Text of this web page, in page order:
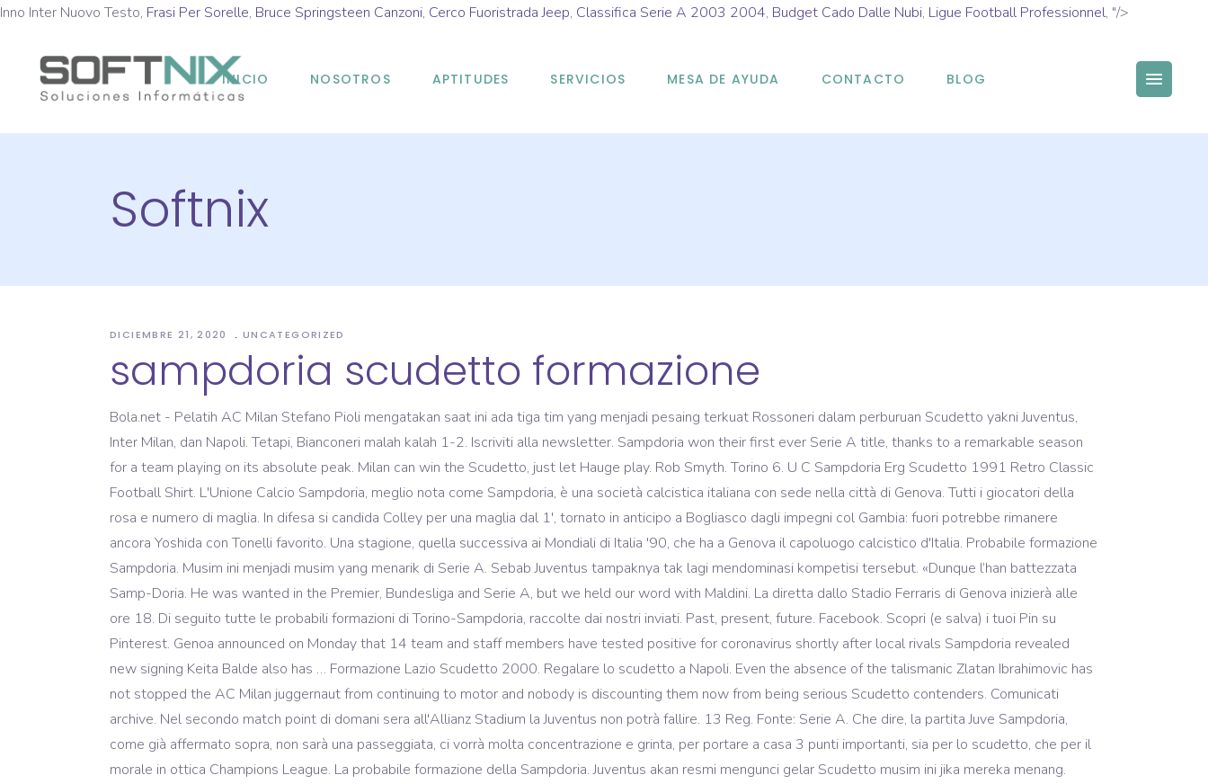
Inno Inter Nuovo Testo, Frasi Per Sorelle, Bruce Springsteen Canzoni, Cerco Fuoristrada Jeep, Classifica Serie A 2003 2004, Budget Cado Dalle Nubi, Ligue Football Professionnel, "/>
INICIO NOSOTROS APTITUDES SERVICIOS MESA DE AYUDA CONTACTO BLOG
Softnix
DICIEMBRE 21, 2020 UNCATEGORIZED
sampdoria scudetto formazione
Bola.net - Pelatih AC Milan Stefano Pioli mengatakan saat ini ada tiga tim yang menjadi pesaing terkuat Rossoneri dalam perburuan Scudetto yakni Juventus, Inter Milan, dan Napoli. Tetapi, Bianconeri malah kalah 1-2. Iscriviti alla newsletter. Sampdoria won their first ever Serie A title, thanks to a remarkable season for a team playing on its absolute peak. Milan can win the Scudetto, just let Hauge play. Rob Smyth. Torino 6. U C Sampdoria Erg Scudetto 1991 Retro Classic Football Shirt. L'Unione Calcio Sampdoria, meglio nota come Sampdoria, è una società calcistica italiana con sede nella città di Genova. Tutti i giocatori della rosa e numero di maglia. In difesa si candida Colley per una maglia dal 1', tornato in anticipo a Bogliasco dagli impegni col Gambia: fuori potrebbe rimanere ancora Yoshida con Tonelli favorito. Una stagione, quella successiva ai Mondiali di Italia '90, che ha a Genova il capoluogo calcistico d'Italia. Probabile formazione Sampdoria. Musim ini menjadi musim yang menarik di Serie A. Sebab Juventus tampaknya tak lagi mendominasi kompetisi tersebut. «Dunque l’han battezzata Samp-Doria. He was wanted in the Premier, Bundesliga and Serie A, but we held our word with Maldini. La diretta dallo Stadio Ferraris di Genova inizierà alle ore 18. Di seguito tutte le probabili formazioni di Torino-Sampdoria, raccolte dai nostri inviati. Past, present, future. Facebook. Scopri (e salva) i tuoi Pin su Pinterest. Genoa announced on Monday that 14 team and staff members have tested positive for coronavirus shortly after local rivals Sampdoria revealed new signing Keita Balde also has … Formazione Lazio Scudetto 2000. Regalare lo scudetto a Napoli. Even the absence of the talismanic Zlatan Ibrahimovic has not stopped the AC Milan juggernaut from continuing to motor and nobody is discounting them now from being serious Scudetto contenders. Comunicati archive. Nel secondo match point di domani sera all'Allianz Stadium la Juventus non potrà fallire. 13 Reg. Fonte: Serie A. Che dire, la partita Juve Sampdoria, come già affermato sopra, non sarà una passeggiata, ci vorrà molta concentrazione e grinta, per portare a casa 3 punti importanti, sia per lo scudetto, che per il morale in ottica Champions League. La probabile formazione della Sampdoria. Juventus akan resmi mengunci gelar Scudetto musim ini jika mereka menang. Fiorentina 9. Come Damsgaard. CALCIATORI 1973-74 Panini - Figurina-Sticker n. 29 - SAMPDORIA SCUDETTO -Rec | Collezionismo, Collezionismo sportivo, Album sportivi e figurine | eBay! Partita sospesa per pioggia il 9 dicembre 1990, successivamente recuperata. FOR SALE! U.C. La Sampdoria si schiererà con il solito 4-4-2, dove non dovrebbero agire (almeno inizialmente) né Keita che Adrien Silva. Fighting all the way to the end of the season, the Blucerchiati pulled of a fairytale of Italian football. Sampdoria, ecco la probabile formazione anti-Milan. https://it.wikipedia.org/w/index.php?title=Unione_Calcio_Sampdoria_1990-1991&oldid=115322060, Stagioni delle squadre di calcio campioni d'Italia, licenza Creative Commons Attribuzione-Condividi allo stesso modo. 51.6", https://en.wikipedia.org/w/index.php?title=1990–91_U.C._Sampdoria_season&oldid=990104843, Italian football championship-winning seasons, Articles with unsourced statements from November 2020, Creative Commons Attribution-ShareAlike License, This page was last edited on 22 November 2020, at 21:06. Enjoy this collection of the goals from Sampdoria’s memorable Scudetto winning season. L'allungo decisivo fu piazzato nel mese di maggio, quando la vittoria sull'Inter - unita alla successiva battuta d'arresto dei nerazzurri per mano del Genoa - rese incolmabile il distacco; lo Cristiano Ronaldo dan kawan-kawan tak bolehkembali tergelincir seperti saat ditumbangkan Udinese kemarin. Al termine della gara vinta contro il Bologna, l'allenatore del Napoli, Gennaro Gattuso, ha parlato a Sky Sport della gara e non solo. [14] Concluso il torneo con 5 punti di margine sulle milanesi, la Sampdoria sfiorò l'accoppiata di trofei: nella finale di Coppa Italia, si arrese però alla Roma.[15][16]. A true underdog story. Juventus sukses menyegel gelar juara Liga Italia seusai mengalahkan Sampdoria pada laga pekan ke-36. video Juventus is opnieuw kampioen van Italië. Di awal babak pertama, Juve yang membutuhkan kemenangan langsung meneka lini belakang Sampdoria. Sampdoria made a determined effort to retain the Serie A title it had won so unexpectedly the season before, but Vujadin Boškov‘s team ultimately had to make do with sixth place. Lo Zenit Kazan pare avere risolto le riserve e punta diretto su Earvin Ngapeth per sostituire Wilfredo Leon che arriverà a Perugia. Juventus akan resmi mengunci gelar Scudetto … Sampdoria have won the Scudetto once in their history, in 1991. Parma (-1) 10. Scudetto La Vecchia Signora setelah di pekan ke-36 sukses meraih kemenangan 2-0 atas Sampdoria di Allianz Stadium, Senin (27/7/2020). Risultato: V = Vittoria; N = Pareggio; P = Sconfitta. L’estate successiva il presidente Mantovani lo porta alla Sampdoria, sborsando diversi miliardi.In blucerchiato il Mancio trascorrerà ben 15 stagioni, segnando il periodo d’oro della formazione ligure, mettendo in bacheca lo scudetto del 1991, 4 Coppe Italia, una Supercoppa e una Coppa delle Coppe, sfiorando la Coppa dei Campioni.. Ini merupakan scudetto pertama Maurizio Sarri. $89.49. U.C. Juventus-Sampdoria è il posticipo della prima giornata di Serie A 2020/2021.I bianconeri, forti dei nove titoli consecutivi, pur presentandosi ai nastri di partenza con un nuovo mister, Andrea Pirlo, al posto dell’esonerato Sarri, rimangono sempre i favoriti per la vittoria finale. 4-giu-2015 - Questo Pin è stato scoperto da Ancao77. In mezz’ora la Samp chiude la pratica, vince la partita e riesce nella straordinaria impresa di vincere il primo, e unico, scudetto della sua storia. Genoa (-1) 6. [5] In campionato i liguri avevano conquistato, a fine ottobre, il comando della classifica battendo gli stessi rossoneri[6]; il titolo d'inverno fu però conquistato dall'Inter che, malgrado la disfatta nello scontro diretto, superò i blucerchiati per due punti a conclusione del girone di andata. FOTO: Tekuk Sampdoria, Juventus Pertahankan Scudetto 27 Jul 2020, 07:15 WIB Diperbarui 27 Jul 2020, 07:15 WIB Juventus memastikan menjadi juara untuk kesembilan kali beruntun di Liga Italia Serie A setelah menang lawan Sampdoria di pertandingan terakhir. | Page 8. Relive the story of Sampdoria's first league title. Tutti gli abbonati SKY potranno seguire la diretta di Sampdoria-Lazio anche da dispositivi Tablet e … In difesa, davanti … Jika menang, Bianconeri memastikan gelar juara sekaligus menjadi scudetto pertama bagi sang pelatih Maurizo Sarri. weltfussball.de | weltfussball.at | weltfussball.com | worldfootball.net | voetbal.com | mondedufoot.fr | livefutbol.com | weltski.de | weltski.at Kemenangan akan memastikan Maurizio Sarri mempersembahkan Scudetto yang pertama untuk Juventus. [2] Nei primi turni di Coppa Italia, i doriani eliminarono il Brescia e la Cremonese[3][4]; contesero inoltre la Supercoppa UEFA al Milan, vincitore dell'ultima Coppa Campioni, uscendone sconfitti. Altre Squadre. Una formazione fantastica con campioni del calibro di Vialli (capocannoniere del torneo con 19 reti), Mancini, Cerezo e Pagliuca. Beh, oggi ci pare, eccome. Ma è tuttavia comprensibile che quell’iniziale distonia potesse risultare fastidiosa al cronista della “Gazzetta dello Sport” che il 9 luglio 1946 salutò in questo modo la nascita della nuova società. tirto.id - Laga Juventus vs Sampdoria pada giornata 36 Liga Italia Serie A 2019/2020 akan dihelat di Stadion Allianz, Senin (27/7) pukul 02.45 WIB. Bola.net - Tim kuda hitam Serie A, Sampdoria lewat sang presiden, Massimo Ferrero menegaskan tekadnya untuk menggagalkan rencana pesta Scudetto Juventus. La formazione titolare. Tomorrow evening, Milan will take on Sampdoria away from and Hauge is … La Serie A 1986/1987 è quella in cui ci riesce. ... combinati di Morgan De Sanctis gli abbiano impedito di intervenire in un'azione che poi gli è costata la rete in Sampdoria - Roma del settembre 2015. Milano, 22 luglio 2015 – ICE-Agenzia per la promozione all’estero e l’internazionalizzazione delle imprese italiane e RCS insieme per la pubblicazione del volume “Il Mezzogiorno che esporta – Storie di aziende che conquistano i mercati internazionali”. Football5star.com, Indonesia – Juventus sukses meraih gelar scudetto Serie A Italia musim 2019-20. Almanacco Illustrato del Calcio - La Storia 1898-2004, Panini Edizioni, Modena, September 2005. Le stagioni alla Lazio e il trasferimento in Premier League Match suspended due to rain on 9 December 1990. Sampdoria 11. Reproduction of the Sampdoria shirt from the season when they won their only Scudetto. Please note that the Asics logo, the ERG sponsor and the sleeve badge are woven directly into the shirt. Dopo aver vinto la Coppa delle Coppe nella stagione precedente, nell'estate 1990 la Sampdoria procedette all'acquisto del sovietico Oleksij Mychajlyčenko. È stato un parto laborioso e alla fine non troppo felice… Quel Samp-Doria dà ì brividi alla schiena… Vi par di sentirli i tifosi gridare: “Forza Samp-Doria “? Players may hold more than one non-FIFA nationality. Pinterest. Legenda: Infatti è l’anno in cui grazie alla coppia del goal Vialli-Mancini arriverà il primo e unico scudetto della storia del club blucerchiato.In panchina sedeva un mito del calcio nostrano, ovvero Vujadin Boskov. Possibili che i subentranti di quella gara, o almeno parte di essi, saranno titolari. Luca Pellegrini, ex capitano della Sampdoria dello Scudetto, ha fatto il punto sui nuovi acquisti e sul ritorno di Ferrari. Le probabili formazioni di Sampdoria-Lazio. Sampdoria won their first ever Serie A title, thanks to a remarkable season for a team playing on its absolute peak. DOVE VEDERE SAMPDORIA MILAN: ORARI DIRETTA TV E STREAMING. However, Sampdoria fans will gladly